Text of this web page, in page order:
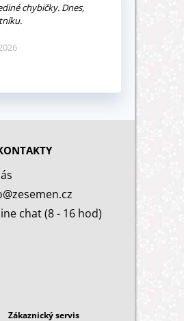
chybičky. Dnes,
chat (8 - 16 hod)
Zákaznický servis